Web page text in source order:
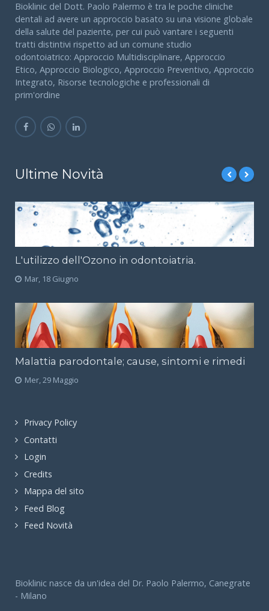
Bioklinic del Dott. Paolo Palermo è tra le poche cliniche
dentali ad avere un approccio basato su una visione globale
della salute del paziente, per cui può vantare i seguenti
tratti distintivi rispetto ad un comune studio
odontoiatrico: Approccio Multidisciplinare, Approccio
Etico, Approccio Biologico, Approccio Preventivo, Approccio
Integrato, Risorse tecnologiche e professionali di
prim'ordine
Ultime Novità
L'utilizzo dell'Ozono in odontoiatria.
Mar, 18 Giugno
Malattia parodontale; cause, sintomi e rimedi
Mer, 29 Maggio
Privacy Policy
Contatti
Login
Credits
Mappa del sito
Feed Blog
Feed Novità
Bioklinic nasce da un'idea del Dr. Paolo Palermo, Canegrate
- Milano